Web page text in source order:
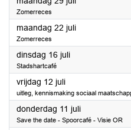
Zomerreces
maandag 22 juli2024
Zomerreces
dinsdag 16 juli2024
Stadshartcafé
vrijdag 12 juli2024
uitleg, kennismaking sociaal
donderdag 11 juli2024
Save the date - Spoorcafé - Visie OR